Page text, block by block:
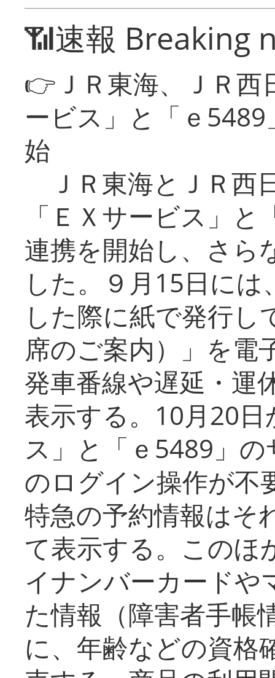
📶速報 Breaking
👉ＪＲ東海、ＪＲ
ービス」と「ｅ
始
ＪＲ東海とＪＲ西
「ＥＸサービス」
連携を開始し、さら
した。９月15日に
した際に紙で発行し
席のご案内）」を電
発車番線や遅延・運
表示する。10月20
ス」と「ｅ5489」
のログイン操作が不
特急の予約情報はそ
て表示する。このほ
イナンバーカードや
た情報（障害者手帳
に、年齢などの資格